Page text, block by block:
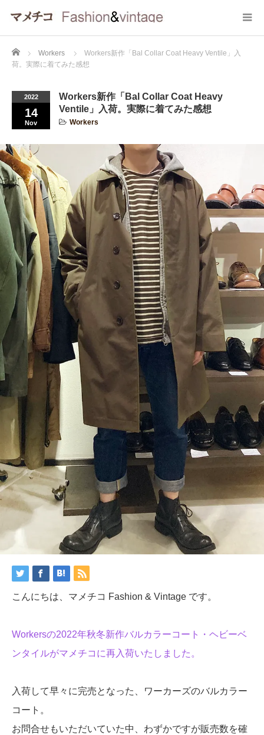
Home Workers
Workers新作「Bal Collar Coat Heavy Ventile」入
荷。実際に着てみた感想
2022
14
Nov
Workers新作「Bal Collar Coat Heavy
Ventile」入荷。実際に着てみた感想
Workers
こんにちは、マメチコ Fashion & Vintage です。
Workersの2022年秋冬新作バルカラーコート・ヘビーベ
ンタイルがマメチコに再入荷いたしました。
入荷して早々に完売となった、ワーカーズのバルカラー
コート。
お問合せもいただいていた中、わずかですが販売数を確